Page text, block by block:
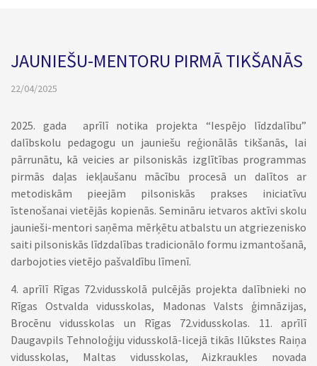
JAUNIEŠU-MENTORU PIRMĀ TIKŠANĀS
22/04/2025
2025. gada aprīlī notika projekta “Iespējo līdzdalību”
dalībskolu pedagogu un jauniešu reģionālās tikšanās, lai
pārrunātu, kā veicies ar pilsoniskās izglītības programmas
pirmās daļas iekļaušanu mācību procesā un dalītos ar
metodiskām pieejām pilsoniskās prakses iniciatīvu
īstenošanai vietējās kopienās. Semināru ietvaros aktīvi skolu
jaunieši-mentori saņēma mērķētu atbalstu un atgriezenisko
saiti pilsoniskās līdzdalības tradicionālo formu izmantošanā,
darbojoties vietējo pašvaldību līmenī.
4. aprīlī Rīgas 72.vidusskolā pulcējās projekta dalībnieki no
Rīgas Ostvalda vidusskolas, Madonas Valsts ģimnāzijas,
Brocēnu vidusskolas un Rīgas 72.vidusskolas. 11. aprīlī
Daugavpils Tehnoloģiju vidusskolā-licejā tikās Ilūkstes Raiņa
vidusskolas, Maltas vidusskolas, Aizkraukles novada